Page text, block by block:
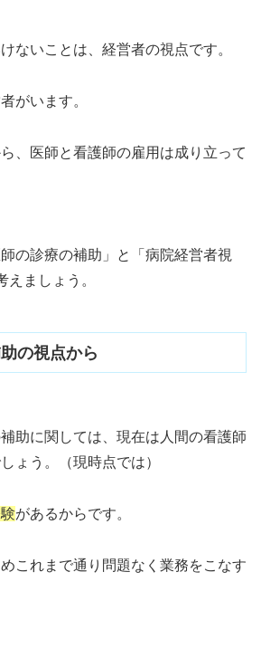
ないことは、経営者の視点です。
がいます。
、医師と看護師の雇用は成り立って
の診療の補助」と「病院経営者視
えましょう。
の視点から
助に関しては、現在は人間の看護師
ょう。（現時点では）
があるからです。
これまで通り問題なく業務をこなす